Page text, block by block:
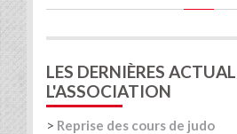
LES DERNIÈRES
L'ASSOCIATION
> Reprise des cours de judo